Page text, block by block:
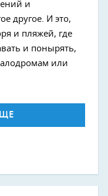
и
другое. И это,
и пляжей, где
и понырять,
или